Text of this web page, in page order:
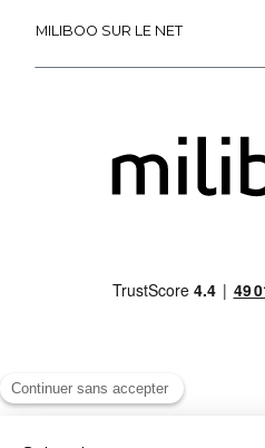
MILIBOO SUR LE NET